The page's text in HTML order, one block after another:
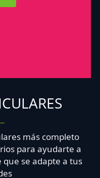
más completo
para ayudarte a
se adapte a tus